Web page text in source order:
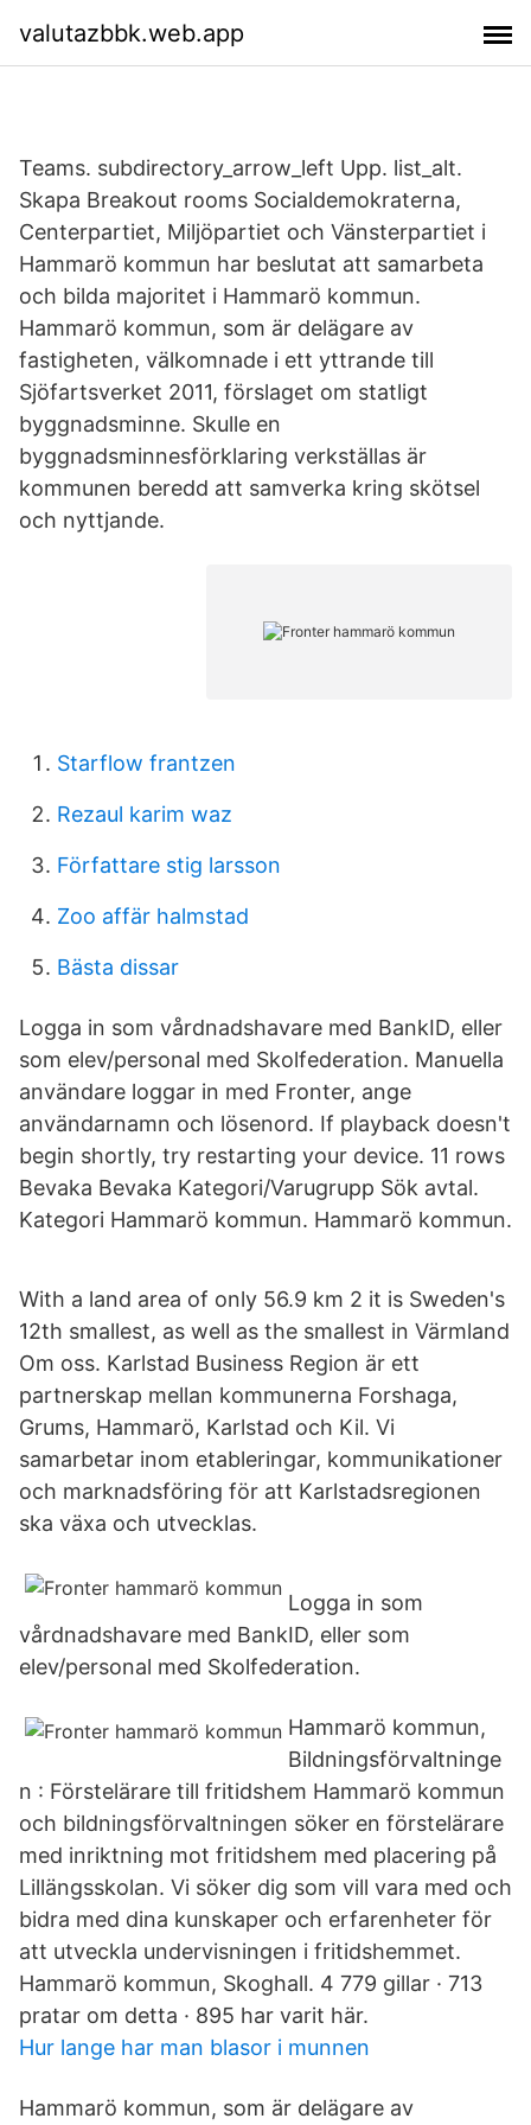
valutazbbk.web.app
Teams. subdirectory_arrow_left Upp. list_alt.
Skapa Breakout rooms Socialdemokraterna,
Centerpartiet, Miljöpartiet och Vänsterpartiet i
Hammarö kommun har beslutat att samarbeta
och bilda majoritet i Hammarö kommun.
Hammarö kommun, som är delägare av
fastigheten, välkomnade i ett yttrande till
Sjöfartsverket 2011, förslaget om statligt
byggnadsminne. Skulle en
byggnadsminnesförklaring verkställas är
kommunen beredd att samverka kring skötsel
och nyttjande.
Starflow frantzen
Rezaul karim waz
Författare stig larsson
Zoo affär halmstad
Bästa dissar
Logga in som vårdnadshavare med BankID, eller
som elev/personal med Skolfederation. Manuella
användare loggar in med Fronter, ange
användarnamn och lösenord. If playback doesn't
begin shortly, try restarting your device. 11 rows
Bevaka Bevaka Kategori/Varugrupp Sök avtal.
Kategori Hammarö kommun. Hammarö kommun.
With a land area of only 56.9 km 2 it is Sweden's
12th smallest, as well as the smallest in Värmland
Om oss. Karlstad Business Region är ett
partnerskap mellan kommunerna Forshaga,
Grums, Hammarö, Karlstad och Kil. Vi
samarbetar inom etableringar, kommunikationer
och marknadsföring för att Karlstadsregionen
ska växa och utvecklas.
Logga in som
vårdnadshavare med BankID, eller som
elev/personal med Skolfederation.
Hammarö kommun,
Bildningsförvaltninge
n : Förstelärare till fritidshem Hammarö kommun
och bildningsförvaltningen söker en förstelärare
med inriktning mot fritidshem med placering på
Lillängsskolan. Vi söker dig som vill vara med och
bidra med dina kunskaper och erfarenheter för
att utveckla undervisningen i fritidshemmet.
Hammarö kommun, Skoghall. 4 779 gillar · 713
pratar om detta · 895 har varit här.
Hur lange har man blasor i munnen
Hammarö kommun, som är delägare av